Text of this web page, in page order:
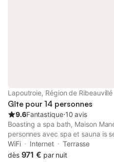
Lapoutroie, Région de Ribeauvillé
Gîte pour 14 personnes
9.6Fantastique⋅10 avis
Boasting a spa bath, Maison
personnes avec spa et sauna is
available for guests, along with
throughout the property, the
WiFi Internet
Terrasse
dès 971 € par nuit